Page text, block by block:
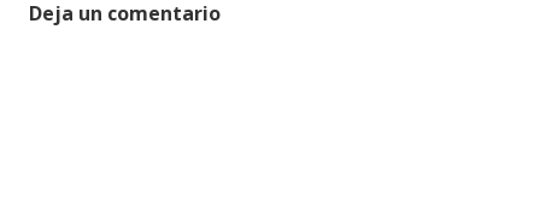
Deja un comentario